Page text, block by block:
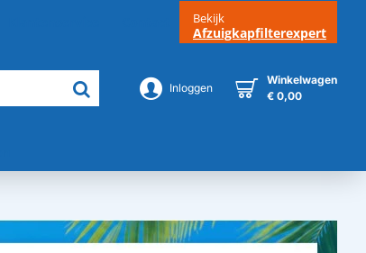
Bekijk
Afzuigkapfilterexpert
Inloggen
Winkelwagen
€ 0,00